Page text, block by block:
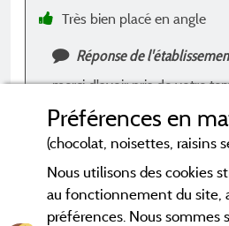
Très bien placé en angle
Réponse de
merci d'avoir pris de votre
votre ressenti à propos de
camping.
Préférences en
(chocolat, noisettes, raisins
Nous utilisons des cookies
au fonctionnement du site,
préférences. Nous sommes